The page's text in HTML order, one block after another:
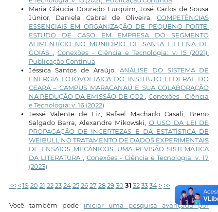
Maria Gláucia Dourado Furquim, José Carlos de Sousa
Júnior, Daniela Cabral de Oliveira,COMPETÊNCIAS
ESSENCIAIS EM ORGANIZAÇÃO DE PEQUENO PORTE:
ESTUDO DE CASO EM EMPRESA DO SEGMENTO
ALIMENTÍCIO NO MUNICÍPIO DE SANTA HELENA DE
GOIÁS
,Conexões - Ciência e Tecnologia: v. 15 (2021):
Publicação Contínua
Jéssica Santos de Araújo,ANÁLISE DO SISTEMA DE
ENERGIA FOTOVOLTAICA DO INSTITUTO FEDERAL DO
CEARÁ – CAMPUS MARACANAÚ E SUA COLABORAÇÃO
NA REDUÇÃO DA EMISSÃO DE CO2
Conexões - Ciência
e Tecnologia: v. 16 (2022)
Jessé Valente de Liz, Rafael Machado Casali, Breno
Salgado Barra, Alexandre Mikowski, O USO DA LEI DE
PROPAGAÇÃO DE INCERTEZAS E DA ESTATÍSTICA DE
WEIBULL NO TRATAMENTO DE DADOS EXPERIMENTAIS
DE ENSAIOS MECÂNICOS: UMA REVISÃO SISTEMÁTICA
DA LITERATURA
Conexões - Ciência e Tecnologia: v. 17
(2023)
<< < 19 20 21 22 23 24 25 26 27 28 29 30 31 32 33 34 > >>
Você também pode iniciar uma pesquisa avançada por